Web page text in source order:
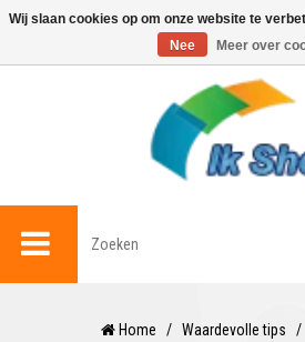
0
Home / Waardevolle tips /
Wij slaan cookies op om onze website te
Nee
Meer over